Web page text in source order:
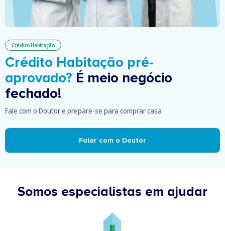
Crédito Habitação
Crédito Habitação pré-
aprovado? É meio negócio
fechado!
Fale com o Doutor e prepare-se para comprar casa
Falar com o Doutor
Somos especialistas em ajudar